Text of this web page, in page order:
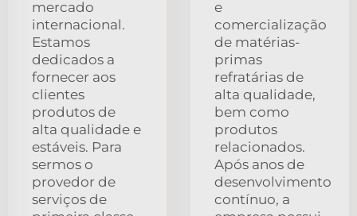
mercado
internacional.
Estamos
dedicados a
fornecer aos
clientes
produtos de
alta qualidade e
estáveis. Para
sermos o
provedor de
serviços de
e
comercialização
de matérias-
primas
refratárias de
alta qualidade,
bem como
produtos
relacionados.
Após anos de
desenvolvimento
contínuo, a